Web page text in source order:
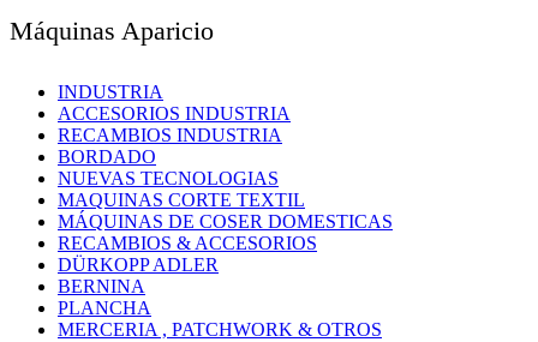
Máquinas Aparicio
INDUSTRIA
ACCESORIOS INDUSTRIA
RECAMBIOS INDUSTRIA
BORDADO
NUEVAS TECNOLOGIAS
MAQUINAS CORTE TEXTIL
MÁQUINAS DE COSER DOMESTICAS
RECAMBIOS & ACCESORIOS
DÜRKOPP ADLER
BERNINA
PLANCHA
MERCERIA , PATCHWORK & OTROS